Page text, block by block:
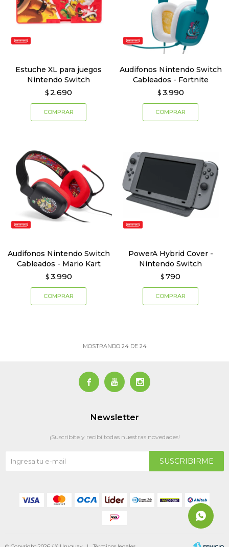
Estuche XL para juegos
Nintendo Switch
$ 2.690
Audifonos Nintendo Switch
Cableados - Fortnite
$ 3.990
Audifonos Nintendo Switch
Cableados - Mario Kart
$ 3.990
PowerA Hybrid Cover -
Nintendo Switch
$ 790
MOSTRANDO 24DE 24
  
Newsletter
¡Suscribite y recibí todas nuestras novedades!
SUSCRIBIRME